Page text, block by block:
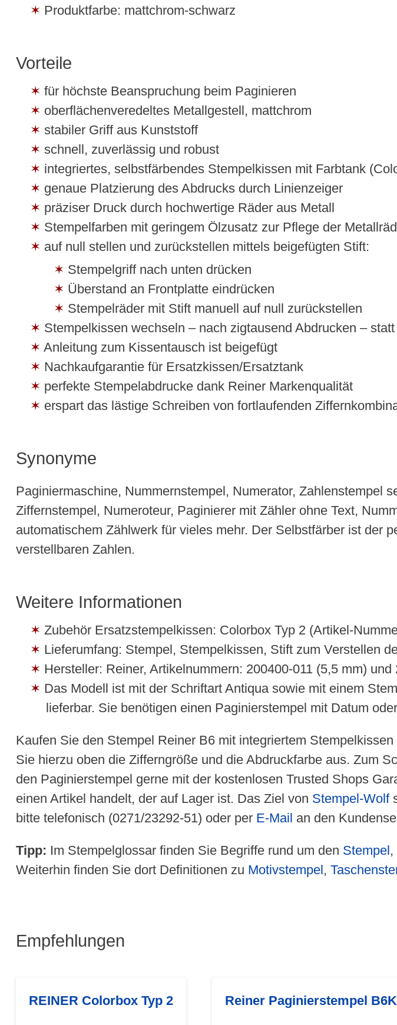
Produktfarbe: mattchrom-schwarz
Vorteile
für höchste Beanspruchung beim Paginieren
oberflächenveredeltes Metallgestell, mattchrom
stabiler Griff aus Kunststoff
schnell, zuverlässig und robust
integriertes, selbstfärbendes Stempelkissen mit Farbtank
genaue Platzierung des Abdrucks durch Linienzeiger
präziser Druck durch hochwertige Räder aus Metall
Stempelfarben mit geringem Ölzusatz zur Pflege der
auf null stellen und zurückstellen mittels beigefügten Stift:
Stempelgriff nach unten drücken
Überstand an Frontplatte eindrücken
Stempelräder mit Stift manuell auf null zurückstellen
Stempelkissen wechseln – nach zigtausend Abdrucken –
Anleitung zum Kissentausch ist beigefügt
Nachkaufgarantie für Ersatzkissen/Ersatztank
perfekte Stempelabdrucke dank Reiner Markenqualität
erspart das lästige Schreiben von fortlaufenden
Synonyme
Paginiermaschine, Nummernstempel, Numerator, Zahlenstempel
Ziffernstempel, Numeroteur, Paginierer mit Zähler ohne Text,
automatischem Zählwerk für vieles mehr. Der Selbstfärber ist der
verstellbaren Zahlen.
Weitere Informationen
Zubehör Ersatzstempelkissen: Colorbox Typ 2 (Artikel-
Lieferumfang: Stempel, Stempelkissen, Stift zum Verstellen
Hersteller: Reiner, Artikelnummern: 200400-011 (5,5 mm)
Das Modell ist mit der Schriftart Antiqua sowie mit einem
lieferbar. Sie benötigen einen Paginierstempel mit Datum
Kaufen Sie den Stempel Reiner B6 mit integriertem
Sie hierzu oben die Zifferngröße und die Abdruckfarbe aus. Zum
den Paginierstempel gerne mit der kostenlosen Trusted Shops
einen Artikel handelt, der auf Lager ist. Das Ziel von Stempel-Wolf
bitte telefonisch (0271/23292-51) oder per E-Mail an den
Tipp: Im Stempelglossar finden Sie Begriffe rund um den Stempel
Weiterhin finden Sie dort Definitionen zu Motivstempel ,
Empfehlungen
REINER Colorbox Typ 2 Reiner Paginierstempel B6K